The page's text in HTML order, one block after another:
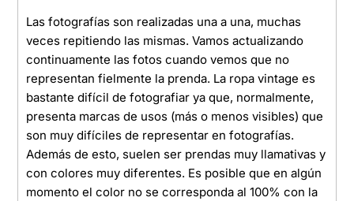
Las fotografías son realizadas una a una, muchas
veces repitiendo las mismas. Vamos actualizando
continuamente las fotos cuando vemos que no
representan fielmente la prenda. La ropa vintage es
bastante difícil de fotografiar ya que, normalmente,
presenta marcas de usos (más o menos visibles) que
son muy difíciles de representar en fotografías.
Además de esto, suelen ser prendas muy llamativas y
con colores muy diferentes. Es posible que en algún
momento el color no se corresponda al 100% con la